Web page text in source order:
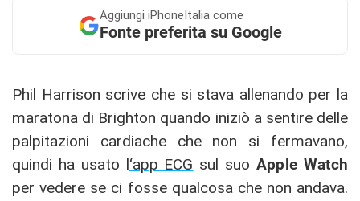
Aggiungi iPhoneItalia come
Fonte preferita su Google
Phil Harrison scrive che si stava allenando per la
maratona di Brighton quando iniziò a sentire delle
palpitazioni cardiache che non si fermavano,
quindi ha usato l‘app ECG sul suo Apple Watch
per vedere se ci fosse qualcosa che non andava.